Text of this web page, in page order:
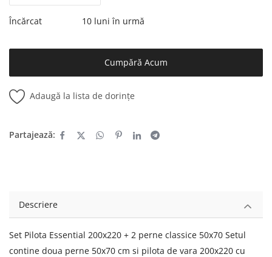
Încărcat 10 luni în urmă
Cumpără Acum
Adaugă la lista de dorințe
Partajează:
Descriere
Set Pilota Essential 200x220 + 2 perne classice 50x70 Setul
contine doua perne 50x70 cm si pilota de vara 200x220 cu